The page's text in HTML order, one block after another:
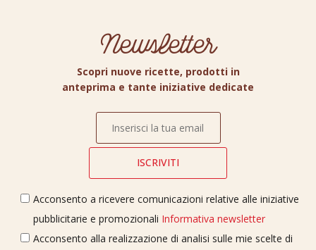
Newsletter
Scopri nuove ricette, prodotti in
anteprima e tante iniziative dedicate
Acconsento a ricevere comunicazioni relative alle iniziative
pubblicitarie e promozionali Informativa newsletter
Acconsento alla realizzazione di analisi sulle mie scelte di